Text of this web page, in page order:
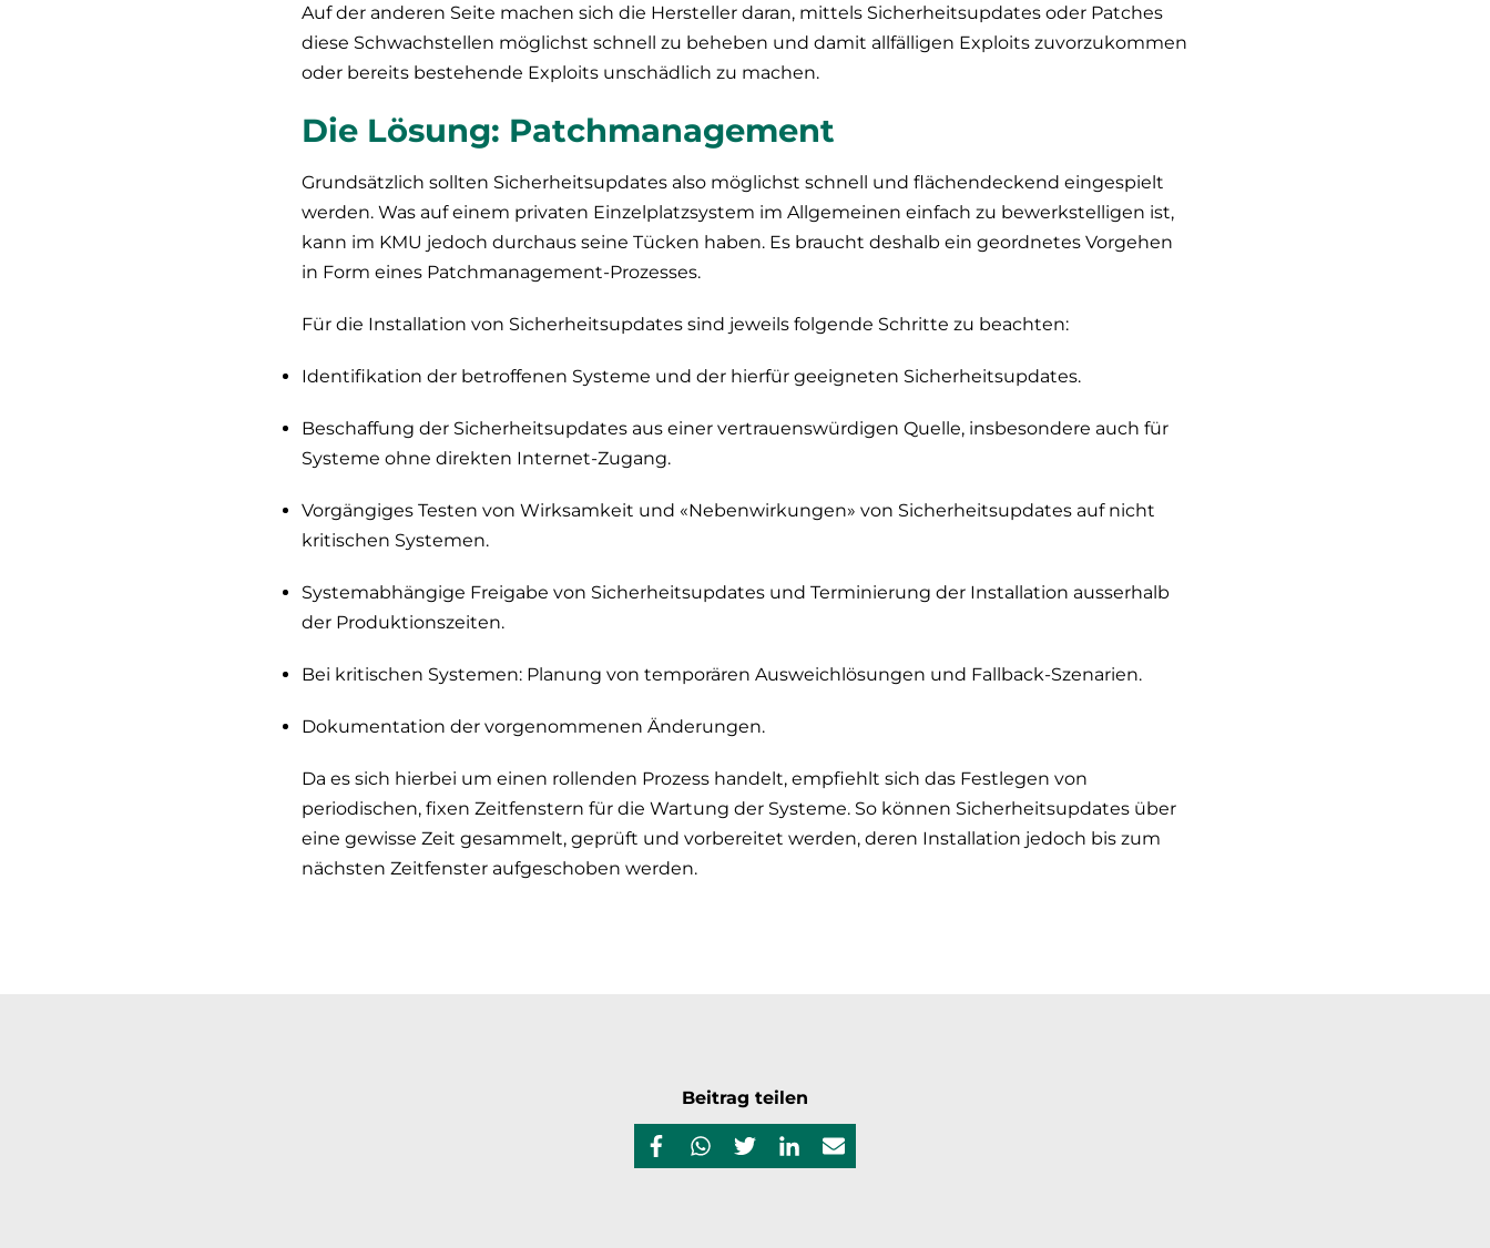
Auf der anderen Seite machen sich die Hersteller daran, mittels Sicherheitsupdates oder Patches
diese Schwachstellen möglichst schnell zu beheben und damit allfälligen Exploits zuvorzukommen
oder bereits bestehende Exploits unschädlich zu machen.
Die Lösung: Patchmanagement
Grundsätzlich sollten Sicherheitsupdates also möglichst schnell und flächendeckend eingespielt
werden. Was auf einem privaten Einzelplatzsystem im Allgemeinen einfach zu bewerkstelligen ist,
kann im KMU jedoch durchaus seine Tücken haben. Es braucht deshalb ein geordnetes Vorgehen
in Form eines Patchmanagement-Prozesses.
Für die Installation von Sicherheitsupdates sind jeweils folgende Schritte zu beachten:
Identifikation der betroffenen Systeme und der hierfür geeigneten Sicherheitsupdates.
Beschaffung der Sicherheitsupdates aus einer vertrauenswürdigen Quelle, insbesondere auch für
Systeme ohne direkten Internet-Zugang.
Vorgängiges Testen von Wirksamkeit und «Nebenwirkungen» von Sicherheitsupdates auf nicht
kritischen Systemen.
Systemabhängige Freigabe von Sicherheitsupdates und Terminierung der Installation ausserhalb
der Produktionszeiten.
Bei kritischen Systemen: Planung von temporären Ausweichlösungen und Fallback-Szenarien.
Dokumentation der vorgenommenen Änderungen.
Da es sich hierbei um einen rollenden Prozess handelt, empfiehlt sich das Festlegen von
periodischen, fixen Zeitfenstern für die Wartung der Systeme. So können Sicherheitsupdates über
eine gewisse Zeit gesammelt, geprüft und vorbereitet werden, deren Installation jedoch bis zum
nächsten Zeitfenster aufgeschoben werden.
Beitrag teilen